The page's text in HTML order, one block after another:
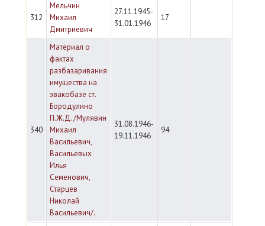
312
Мельчин
Михаил
Дмитриевич
27.11.1945-
31.01.1946
17
340
Материал о
фактах
разбазаривания
имущества на
эвакобазе ст.
Бородулино
П.Ж.Д. /Мулявин
Михаил
Васильевич,
Васильевых
Илья
Семенович,
Старцев
Николай
Васильевич/.
31.08.1946-
19.11.1946
94